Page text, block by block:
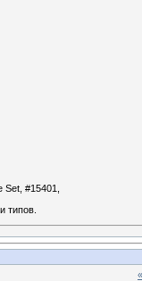
Set, #15401,
типов.
«